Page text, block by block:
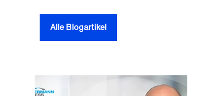
Alle Blogartikel